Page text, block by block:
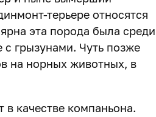
терьере относятся
эта порода была среди
с грызунами. Чуть позже
на норных животных, в
в качестве компаньона.